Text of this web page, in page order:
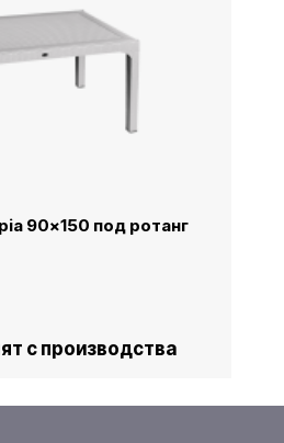
90x150 под ротанг
с производства